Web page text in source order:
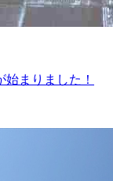
まりました！